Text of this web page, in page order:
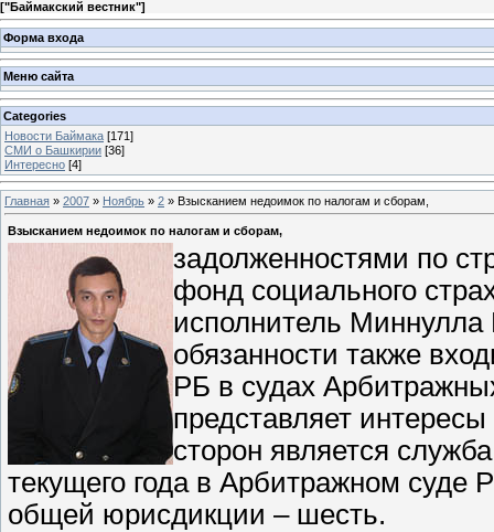
["Баймакский вестник"]
Форма входа
Меню сайта
Categories
Новости Баймака [171]
СМИ о Башкирии [36]
Интересно [4]
Главная » 2007 » Ноябрь » 2 » Взысканием недоимок по налогам и сборам,
Взысканием недоимок по налогам и сборам,
задолженностями по
фонд социального
исполнитель Миннулла
обязанности также
РБ в судах
представляет
сторон является
текущего года в Арбитражном суде
общей юрисдикции – шесть.